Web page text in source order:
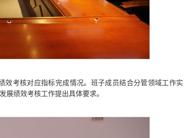
考核对应指标完成情况。班子成员结合分管领域工作实
展绩效考核工作提出具体要求。